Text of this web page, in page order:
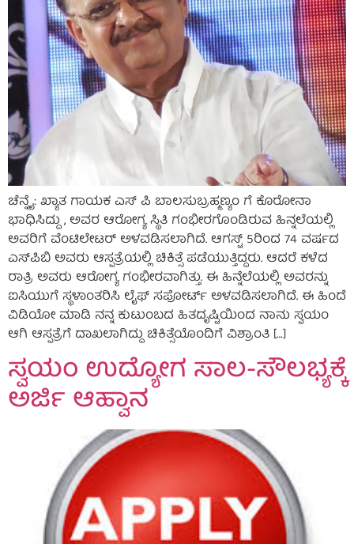
ಚೆನ್ನೈ: ಖ್ಯಾತ ಗಾಯಕ ಎಸ್ ಪಿ ಬಾಲಸುಬ್ರಹ್ಮಣ್ಯಂ ಗೆ ಕೊರೋನಾ
ಭಾಧಿಸಿದ್ದು , ಅವರ ಆರೋಗ್ಯ ಸ್ಥಿತಿ ಗಂಭೀರಗೊಂಡಿರುವ ಹಿನ್ನಲೆಯಲ್ಲಿ
ಅವರಿಗೆ ವೆಂಟಿಲೇಟರ್ ಅಳವಡಿಸಲಾಗಿದೆ. ಆಗಸ್ಟ್ 5ರಿಂದ 74 ವರ್ಷದ
ಎಸ್‍ಪಿಬಿ ಅವರು ಆಸ್ಪತ್ರೆಯಲ್ಲಿ ಚಿಕಿತ್ಸೆ ಪಡೆಯುತ್ತಿದ್ದರು. ಆದರೆ ಕಳೆದ
ರಾತ್ರಿ ಅವರು ಆರೋಗ್ಯ ಗಂಭೀರವಾಗಿತ್ತು. ಈ ಹಿನ್ನೆಲೆಯಲ್ಲಿ ಅವರನ್ನು
ಐಸಿಯುಗೆ ಸ್ಥಳಾಂತರಿಸಿ ಲೈಫ್ ಸಪೋರ್ಟ್ ಅಳವಡಿಸಲಾಗಿದೆ. ಈ ಹಿಂದೆ
ವಿಡಿಯೋ ಮಾಡಿ ನನ್ನ ಕುಟುಂಬದ ಹಿತದೃಷ್ಟಿಯಿಂದ ನಾನು ಸ್ವಯಂ
ಆಗಿ ಆಸ್ಪತ್ರೆಗೆ ದಾಖಲಾಗಿದ್ದು ಚಿಕಿತ್ಸೆಯೊಂದಿಗೆ ವಿಶ್ರಾಂತಿ […]
ಸ್ವಯಂ ಉದ್ಯೋಗ ಸಾಲ-ಸೌಲಭ್ಯಕ್ಕೆ
ಅರ್ಜಿ ಆಹ್ವಾನ